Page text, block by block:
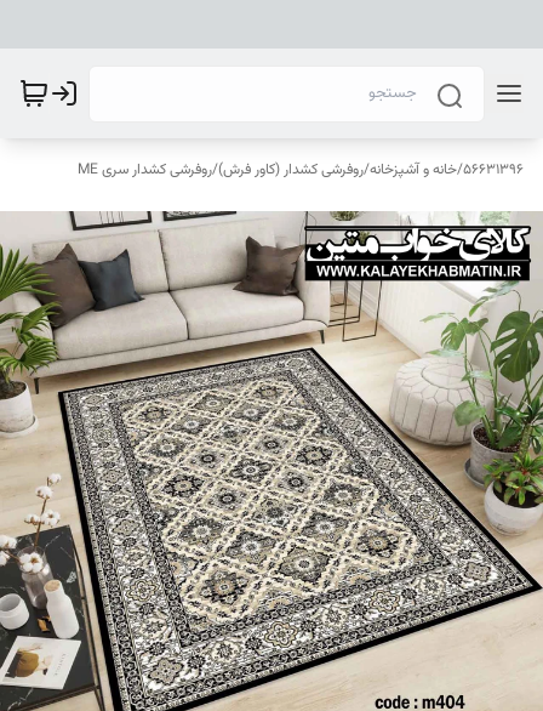
56631396
/خانه و آشپزخانه/روفرشی کشدار (کاور فرش)/روفرشی کشدار سری ME